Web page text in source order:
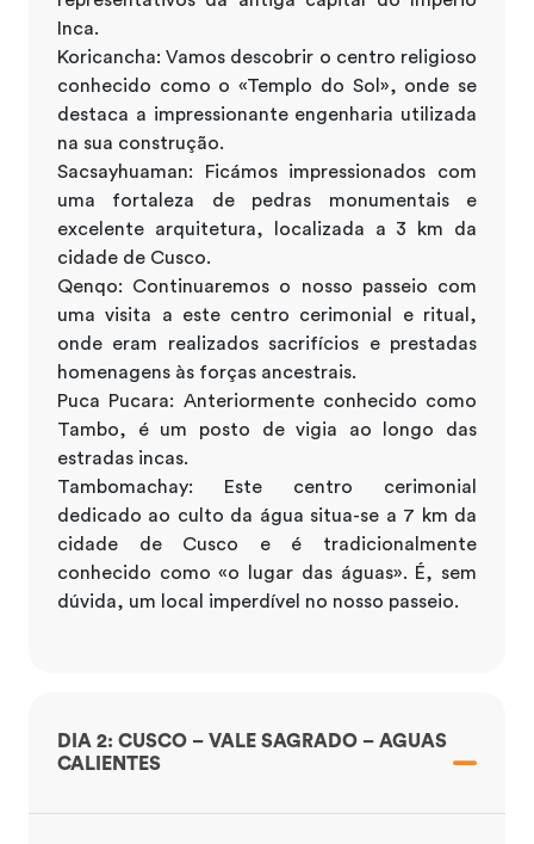
Inca.
Koricancha: Vamos descobrir o centro religioso
conhecido como o «Templo do Sol», onde se
destaca a impressionante engenharia utilizada
na sua construção.
Sacsayhuaman: Ficámos impressionados com
uma fortaleza de pedras monumentais e
excelente arquitetura, localizada a 3 km da
cidade de Cusco.
Qenqo: Continuaremos o nosso passeio com
uma visita a este centro cerimonial e ritual,
onde eram realizados sacrifícios e prestadas
homenagens às forças ancestrais.
Puca Pucara: Anteriormente conhecido como
Tambo, é um posto de vigia ao longo das
estradas incas.
Tambomachay: Este centro cerimonial
dedicado ao culto da água situa-se a 7 km da
cidade de Cusco e é tradicionalmente
conhecido como «o lugar das águas». É, sem
dúvida, um local imperdível no nosso passeio.
DIA 2: CUSCO – VALE SAGRADO – AGUAS
CALIENTES